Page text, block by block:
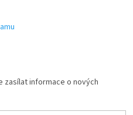
zasílat informace o nových